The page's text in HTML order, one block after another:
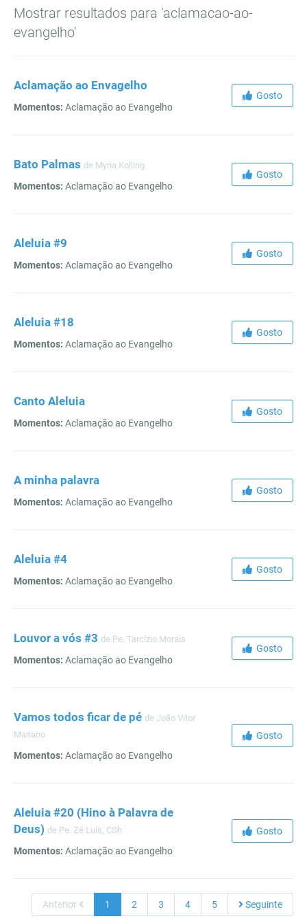
Mostrar resultados para 'aclamacao-ao-
evangelho'
Aclamação ao Envagelho
Momentos: Aclamação ao Evangelho
Gosto
Bato Palmas de Myria Kolling
Momentos: Aclamação ao Evangelho
Gosto
Aleluia #9
Momentos: Aclamação ao Evangelho
Gosto
Aleluia #18
Momentos: Aclamação ao Evangelho
Gosto
Canto Aleluia
Momentos: Aclamação ao Evangelho
Gosto
A minha palavra
Momentos: Aclamação ao Evangelho
Gosto
Aleluia #4
Momentos: Aclamação ao Evangelho
Gosto
Louvor a vós #3 de Pe. Tarcízio Morais
Momentos: Aclamação ao Evangelho
Gosto
Vamos todos ficar de pé de João Vitor
Mariano
Momentos: Aclamação ao Evangelho
Gosto
Aleluia #20 (Hino à Palavra de
Deus) de Pe. Zé Luís, CSh
Momentos: Aclamação ao Evangelho
Gosto
Anterior 1 2 3 4 5 Seguinte